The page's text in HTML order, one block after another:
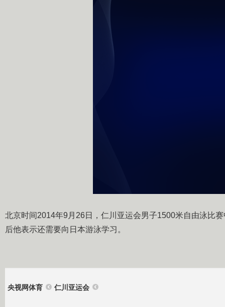
北京时间2014年9月26日，仁川亚运会男子1500米自由泳比
后他表示还需要向日本游泳学习。
央视网体育 仁川亚运会